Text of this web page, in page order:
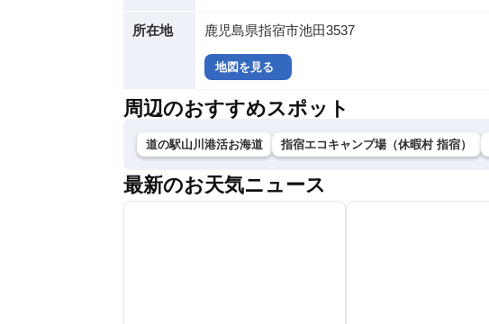
所在地 鹿児島県指宿市池田3537
地図を見る
周辺のおすすめスポット
道の駅山川港活お海道 指宿エコキャンプ場（休暇村 指宿）
最新のお天気ニュース